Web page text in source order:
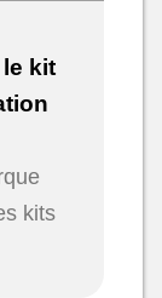
kit
kits